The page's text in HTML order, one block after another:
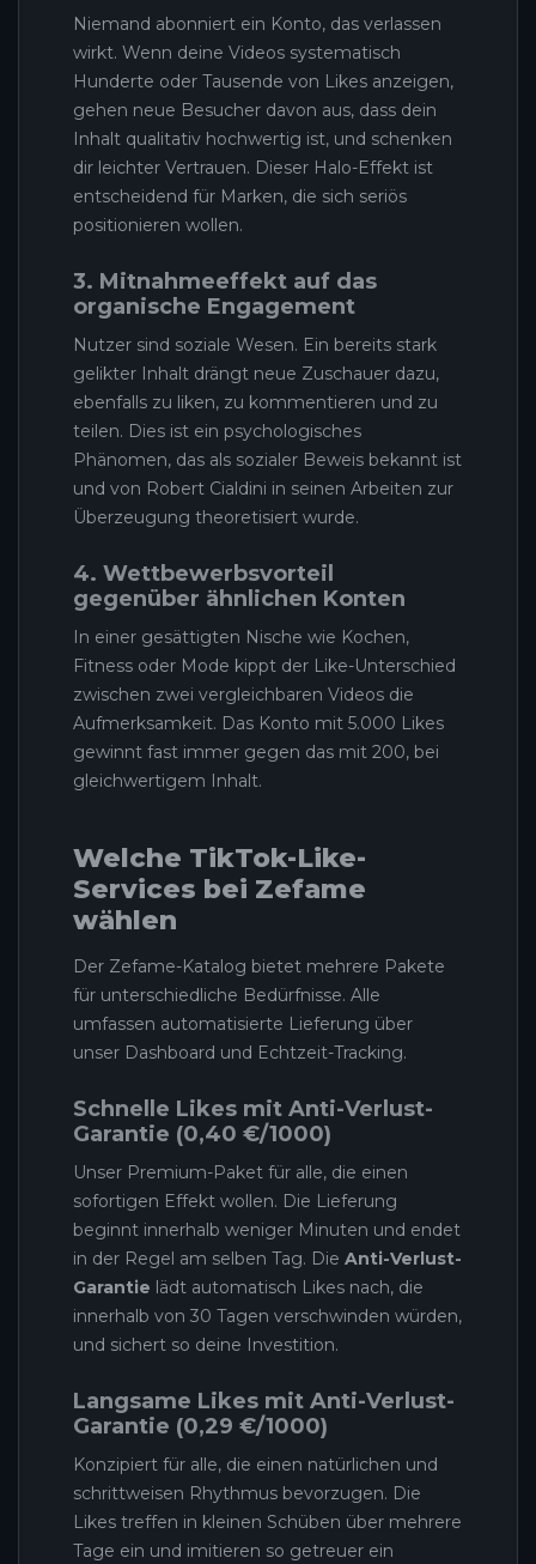
Niemand abonniert ein Konto, das verlassen
wirkt. Wenn deine Videos systematisch
Hunderte oder Tausende von Likes anzeigen,
gehen neue Besucher davon aus, dass dein
Inhalt qualitativ hochwertig ist, und schenken
dir leichter Vertrauen. Dieser Halo-Effekt ist
entscheidend für Marken, die sich seriös
positionieren wollen.
3. Mitnahmeeffekt auf das
organische Engagement
Nutzer sind soziale Wesen. Ein bereits stark
gelikter Inhalt drängt neue Zuschauer dazu,
ebenfalls zu liken, zu kommentieren und zu
teilen. Dies ist ein psychologisches
Phänomen, das als sozialer Beweis bekannt ist
und von Robert Cialdini in seinen Arbeiten zur
Überzeugung theoretisiert wurde.
4. Wettbewerbsvorteil
gegenüber ähnlichen Konten
In einer gesättigten Nische wie Kochen,
Fitness oder Mode kippt der Like-Unterschied
zwischen zwei vergleichbaren Videos die
Aufmerksamkeit. Das Konto mit 5.000 Likes
gewinnt fast immer gegen das mit 200, bei
gleichwertigem Inhalt.
Welche TikTok-Like-
Services bei Zefame
wählen
Der Zefame-Katalog bietet mehrere Pakete
für unterschiedliche Bedürfnisse. Alle
umfassen automatisierte Lieferung über
unser Dashboard und Echtzeit-Tracking.
Schnelle Likes mit Anti-Verlust-
Garantie (0,40 €/1000)
Unser Premium-Paket für alle, die einen
sofortigen Effekt wollen. Die Lieferung
beginnt innerhalb weniger Minuten und endet
in der Regel am selben Tag. Die Anti-Verlust-
Garantie lädt automatisch Likes nach, die
innerhalb von 30 Tagen verschwinden würden,
und sichert so deine Investition.
Langsame Likes mit Anti-Verlust-
Garantie (0,29 €/1000)
Konzipiert für alle, die einen natürlichen und
schrittweisen Rhythmus bevorzugen. Die
Likes treffen in kleinen Schüben über mehrere
Tage ein und imitieren so getreuer ein